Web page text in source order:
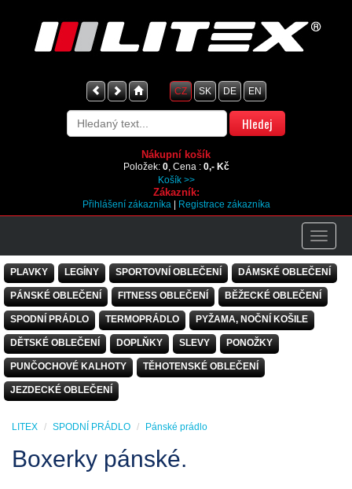
CZ SK DE EN
Nákupní košík
Položek: 0, Cena : 0,- Kč
Košík >>
Zákazník:
Přihlášení zákazníka| Registrace zákazníka
PLAVKY LEGÍNY SPORTOVNÍ OBLEČENÍ DÁMSKÉ OBLEČENÍ
PÁNSKÉ OBLEČENÍ FITNESS OBLEČENÍ BĚŽECKÉ OBLEČENÍ
SPODNÍ PRÁDLO TERMOPRÁDLO PYŽAMA, NOČNÍ KOŠILE
DĚTSKÉ OBLEČENÍ DOPLŇKY SLEVY PONOŽKY
PUNČOCHOVÉ KALHOTY TĚHOTENSKÉ OBLEČENÍ
JEZDECKÉ OBLEČENÍ
LITEX SPODNÍ PRÁDLO Pánské prádlo
Boxerky pánské.